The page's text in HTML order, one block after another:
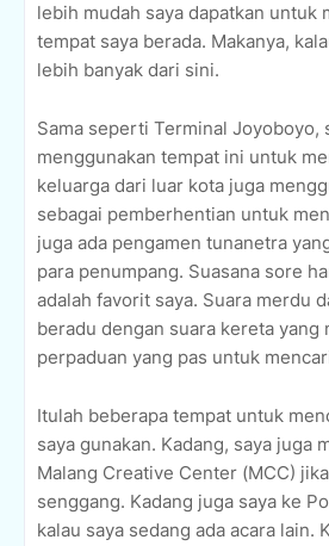
lebih mudah saya dapatkan untuk
tempat saya berada. Makanya,
lebih banyak dari sini.
Sama seperti Terminal Joyoboyo,
menggunakan tempat ini untuk
keluarga dari luar kota juga
sebagai pemberhentian untuk
juga ada pengamen tunanetra
para penumpang. Suasana sore
adalah favorit saya. Suara merdu
beradu dengan suara kereta yang
perpaduan yang pas untuk
Itulah beberapa tempat untuk
saya gunakan. Kadang, saya juga
Malang Creative Center (MCC)
senggang. Kadang juga saya ke
kalau saya sedang ada acara lain.